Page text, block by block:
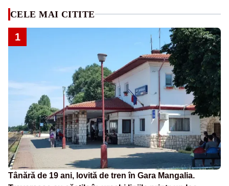
CELE MAI CITITE
1
Tânără de 19 ani, lovită de tren în Gara Mangalia.